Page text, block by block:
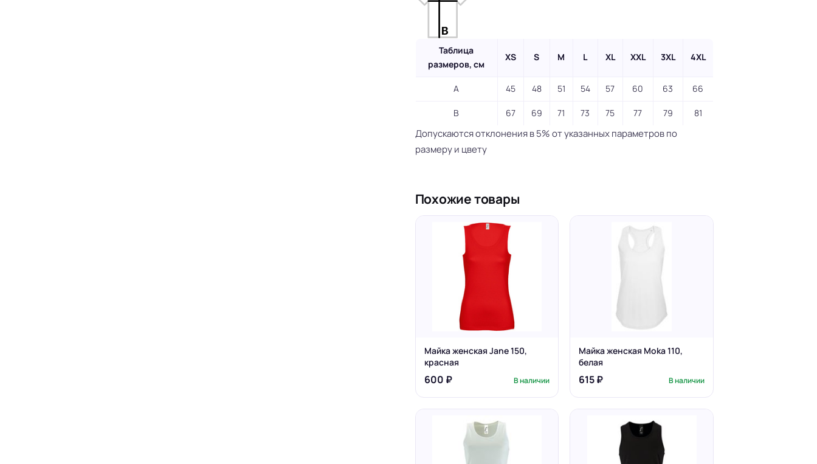
Таблица
размеров, см
XS S M L XL XXL 3XL 4XL
A 45 48 51 54 57 60 63 66
B 67 69 71 73 75 77 79 81
Допускаются отклонения в 5% от указанных параметров по
размеру и цвету
Похожие товары
Майка женская Jane 150,
красная
600 ₽ В наличии
Майка женская Moka 110,
белая
615 ₽ В наличии